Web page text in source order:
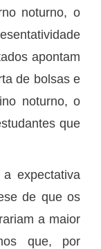
noturno, o
apontam
de bolsas e
noturno, o
que
expectativa
de que os
a maior
que, por